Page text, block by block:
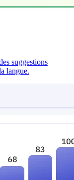
suggestions
langue.